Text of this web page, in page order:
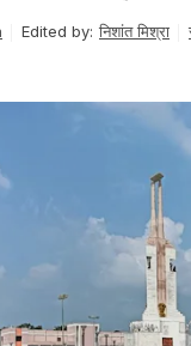
Edited by: निशांत मिश्रा